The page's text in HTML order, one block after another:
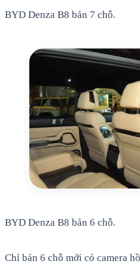
BYD Denza B8 bản 7 chỗ.
BYD Denza B8 bản 6 chỗ.
Chỉ bản 6 chỗ mới có camera